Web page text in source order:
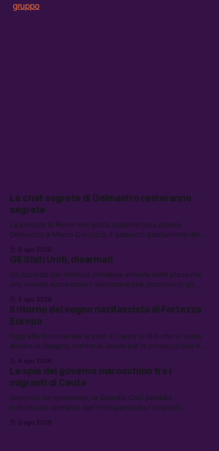
gruppo.
Le chat segrete di Delmastro resteranno
segrete
La procura di Roma non potrà scoprire cosa diceva
Delmastro a Mauro Caroccia, il presunto prestanome del
attacchi in Libano, il governo chiederà 36 miliardi di
flessibilità in armi e energia, e Grokipedia è già stata
abbandonata
6 ago 2026
Gli Stati Uniti, disarmati
Un accordo per Hormuz potrebbe arrivare nelle prossime
ore, mentre aumentano i retroscena che descrivono gli
chi aspetta i dispersi di Ceuta, il boom dei carburanti
diluiti, e quanti attivisti anti data center sono stati arrestati
5 ago 2026
Il ritorno del sogno nazifascista di Fortezza
Europa
Oggi alla riunione per la crisi di Ceuta si dirà che si vuole
aiutare la Spagna, mentre si lavora per la persecuzione dei
spontanei a Gaza, un giovane di 19 anni è morto sotto il
sole per raccogliere pomodori, e cosa dice l’AI Act europeo
4 ago 2026
Le spie del governo marocchino tra i
migranti di Ceuta
Secondo un retroscena, la Guardia Civil avrebbe
individuato operatori dell’intelligence tra i migranti
hanno ucciso 19 persone a Gaza; le tensioni nel campo
3 ago 2026